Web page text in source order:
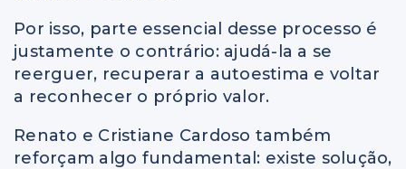
Por isso, parte essencial desse processo é
justamente o contrário: ajudá-la a se
reerguer, recuperar a autoestima e voltar
a reconhecer o próprio valor.
Renato e Cristiane Cardoso também
reforçam algo fundamental: existe solução,